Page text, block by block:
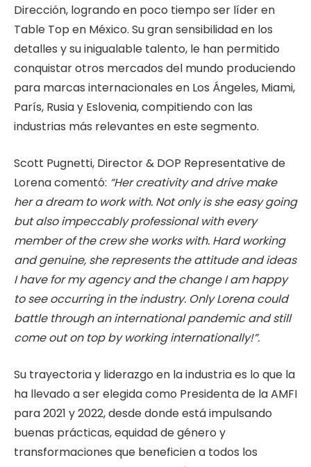
Dirección, logrando en poco tiempo ser líder en
Table Top en México. Su gran sensibilidad en los
detalles y su inigualable talento, le han permitido
conquistar otros mercados del mundo produciendo
para marcas internacionales en Los Ángeles, Miami,
París, Rusia y Eslovenia, compitiendo con las
industrias más relevantes en este segmento.
Scott Pugnetti, Director & DOP Representative de
Lorena comentó: “Her creativity and drive make
her a dream to work with. Not only is she easy going
but also impeccably professional with every
member of the crew she works with. Hard working
and genuine, she represents the attitude and ideas
I have for my agency and the change I am happy
to see occurring in the industry. Only Lorena could
battle through an international pandemic and still
come out on top by working internationally!”.
Su trayectoria y liderazgo en la industria es lo que la
ha llevado a ser elegida como Presidenta de la AMFI
para 2021 y 2022, desde donde está impulsando
buenas prácticas, equidad de género y
transformaciones que beneficien a todos los